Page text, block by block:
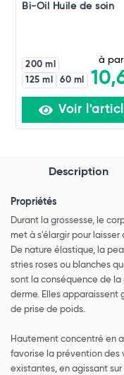
Bi-Oil Huile de soin
200 ml
125 ml
60 ml
à
Voir
Description
Propriétés
Durant la grossesse, le
met à s'élargir pour
De nature élastique, la
stries roses ou blanches
sont la conséquence de la
derme. Elles apparaissent
de prise de poids.
Hautement concentré en
favorise la prévention
existantes, en agissant